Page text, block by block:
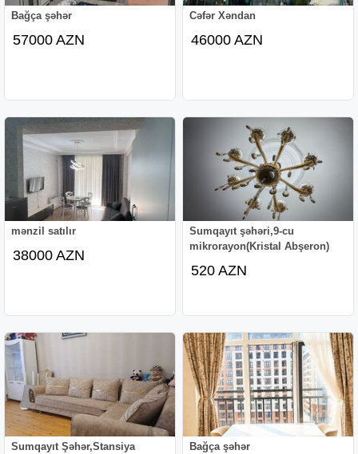
Bağça şəhər
57000 AZN
Cəfər Xəndan
46000 AZN
mənzil satılır
38000 AZN
Sumqayıt şəhəri,9-cu
mikrorayon(Kristal Abşeron)
520 AZN
Sumqayıt Şəhər,Stansiya
Bağça şəhər